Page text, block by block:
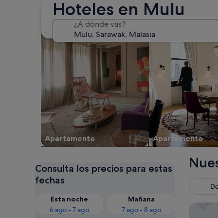
Hoteles en Mulu
¿A dónde vas?
Apartamento
Buscar apartamentos
Apartamento
Buscar condominios
Consulta los precios para estas
fechas
Esta noche
6 ago - 7 ago
Mañana
7 ago - 8 ago
Mulu